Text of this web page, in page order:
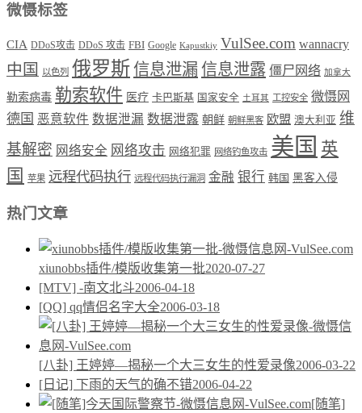
微慑标签
CIA DDoS攻击 DDoS 攻击 FBI Google Kapustkiy VulSee.com wannacry
中国 以色列 俄罗斯信息泄漏信息泄露 僵尸网络 加拿大
勒索病毒 勒索软件 医疗 卡巴斯基 国家安全 土耳其 工控安全 微慑网
德国 恶意软件 数据泄漏 数据泄露 朝鲜 朝鲜黑客 欧盟 澳大利亚 维
基解密 网络安全 网络攻击 网络犯罪 网络钓鱼攻击 美国 英
国
苹果 远程代码执行 远程代码执行漏洞 金融 银行 韩国 黑客入侵
热门文章
xiunobbs插件/模版收集第一批2020-07-27
[MTV] -南文北斗2006-04-18
[QQ] qq情侣名字大全2006-03-18
[八卦] 王婷婷—揭秘一个大三女生的性爱录像2006-03-22
[日记] 下雨的天气的确不错2006-04-22
[随笔]